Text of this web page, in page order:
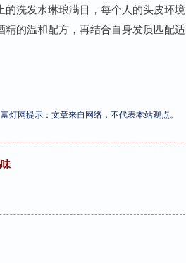
洗发水琳琅满目，每个人的头皮环境
的温和配方，再结合自身发质匹配适
富灯网提示：文章来自网络，不代表本站观点。